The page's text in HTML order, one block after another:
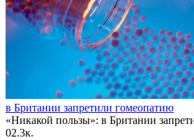
в Британии запретили гомеопатию
«Никакой пользы»: в Британии
02.3к.